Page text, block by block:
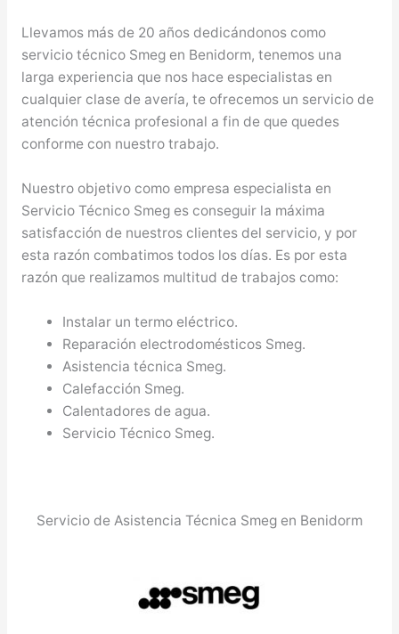
Llevamos más de 20 años dedicándonos como
servicio técnico Smeg en Benidorm, tenemos una
larga experiencia que nos hace especialistas en
cualquier clase de avería, te ofrecemos un servicio de
atención técnica profesional a fin de que quedes
conforme con nuestro trabajo.
Nuestro objetivo como empresa especialista en
Servicio Técnico Smeg es conseguir la máxima
satisfacción de nuestros clientes del servicio, y por
esta razón combatimos todos los días. Es por esta
razón que realizamos multitud de trabajos como:
Instalar un termo eléctrico.
Reparación electrodomésticos Smeg.
Asistencia técnica Smeg.
Calefacción Smeg.
Calentadores de agua.
Servicio Técnico Smeg.
Servicio de Asistencia Técnica Smeg en Benidorm